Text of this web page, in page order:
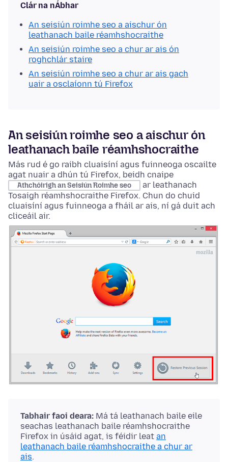
Clár na nÁbhar
An seisiún roimhe seo a aischur ón
leathanach baile réamhshocraithe
An seisiún roimhe seo a chur ar ais ón
roghchlár staire
An seisiún roimhe seo a chur ar ais gach
uair a osclaíonn tú Firefox
An seisiún roimhe seo a aischur ón
leathanach baile réamhshocraithe
Más rud é go raibh cluaisíní agus fuinneoga oscailte
agat nuair a dhún tú Firefox, beidh cnaipe
Athchóirigh an Seisiún Roimhe seo
ar leathanach
Tosaigh réamhshocraithe Firefox. Chun do chuid
cluaisíní agus fuinneoga a fháil ar ais, ní gá duit ach
cliceáil air.
Tabhair faoi deara: Má tá leathanach baile eile
seachas leathanach baile réamhshocraithe
Firefox in úsáid agat, is féidir leat an
leathanach baile réamhshocraithe a chur ar
ais.